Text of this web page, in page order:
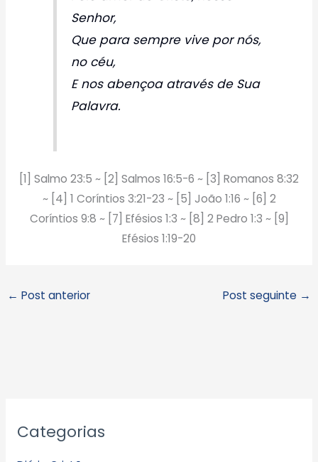
Senhor,
Que para sempre vive por nós,
no céu,
E nos abençoa através de Sua
Palavra.
[1] Salmo 23:5 ~ [2] Salmos 16:5-6 ~ [3] Romanos 8:32
~ [4] 1 Coríntios 3:21-23 ~ [5] João 1:16 ~ [6] 2
Coríntios 9:8 ~ [7] Efésios 1:3 ~ [8] 2 Pedro 1:3 ~ [9]
Efésios 1:19-20
← Post anterior Post seguinte →
Categorias
r